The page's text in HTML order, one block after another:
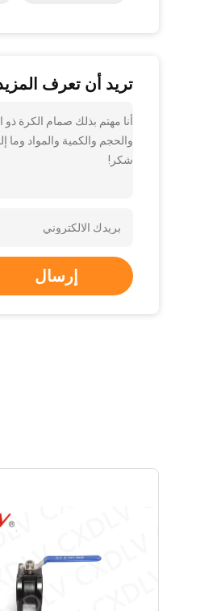
تريد أن تعرف
والحجم والكمية والمواد وما
شكر!
إرسال